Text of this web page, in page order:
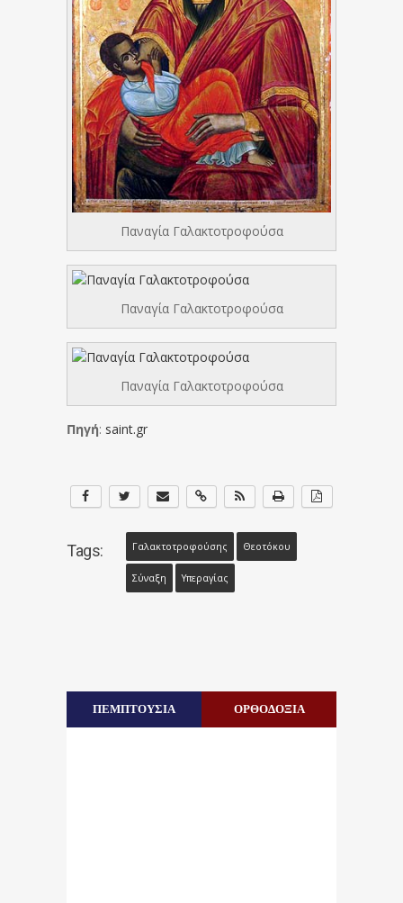
Παναγία Γαλακτοτροφούσα
Παναγία Γαλακτοτροφούσα
Παναγία Γαλακτοτροφούσα
Πηγή: saint.gr
Tags: Γαλακτοτροφούσης Θεοτόκου
Σύναξη Υπεραγίας
ΠΕΜΠΤΟΥΣΙΑ ΟΡΘΟΔΟΞΙΑ